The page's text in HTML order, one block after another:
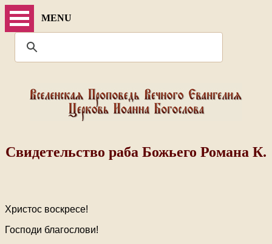
MENU
Свидетельство раба Божьего Романа К.
Христос воскресе!
Господи благослови!